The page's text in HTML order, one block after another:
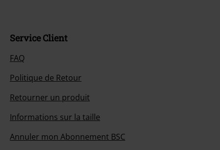
Service Client
FAQ
Politique de Retour
Retourner un produit
Informations sur la taille
Annuler mon Abonnement BSC